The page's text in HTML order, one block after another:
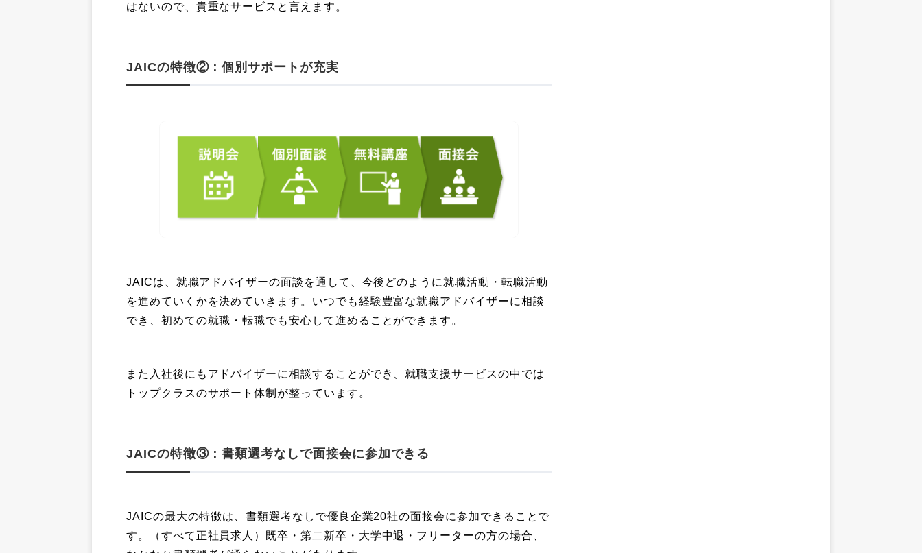
はないので、貴重なサービスと言えます。
JAICの特徴②：個別サポートが充実
JAICは、就職アドバイザーの面談を通して、今後どのように就職活動・転職活動
を進めていくかを決めていきます。いつでも経験豊富な就職アドバイザーに相談
でき、初めての就職・転職でも安心して進めることができます。
また入社後にもアドバイザーに相談することができ、就職支援サービスの中では
トップクラスのサポート体制が整っています。
JAICの特徴③：書類選考なしで面接会に参加できる
JAICの最大の特徴は、書類選考なしで優良企業20社の面接会に参加できることで
す。（すべて正社員求人）既卒・第二新卒・大学中退・フリーターの方の場合、